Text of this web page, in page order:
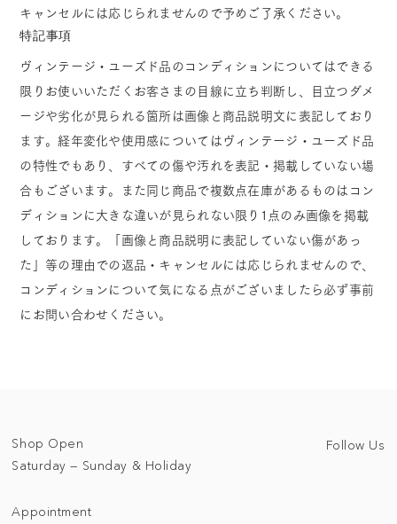
キャンセルには応じられませんので予めご了承ください。
特記事項
ヴィンテージ・ユーズド品のコンディションについてはできる
限りお使いいただくお客さまの目線に立ち判断し、目立つダメ
ージや劣化が見られる箇所は画像と商品説明文に表記しており
ます。経年変化や使用感についてはヴィンテージ・ユーズド品
の特性でもあり、すべての傷や汚れを表記・掲載していない場
合もございます。また同じ商品で複数点在庫があるものはコン
ディションに大きな違いが見られない限り1点のみ画像を掲載
しております。「画像と商品説明に表記していない傷があっ
た」等の理由での返品・キャンセルには応じられませんので、
コンディションについて気になる点がございましたら必ず事前
にお問い合わせください。
Shop Open
Saturday — Sunday & Holiday
Appointment
Follow Us